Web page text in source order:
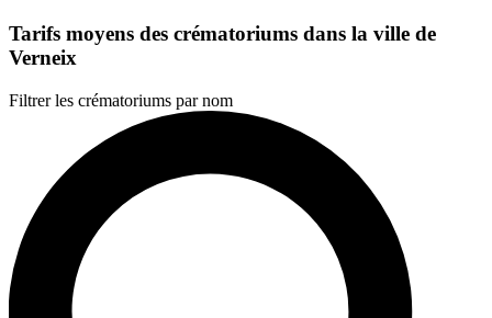
Tarifs moyens des crématoriums dans la ville de
Verneix
Filtrer les crématoriums par nom